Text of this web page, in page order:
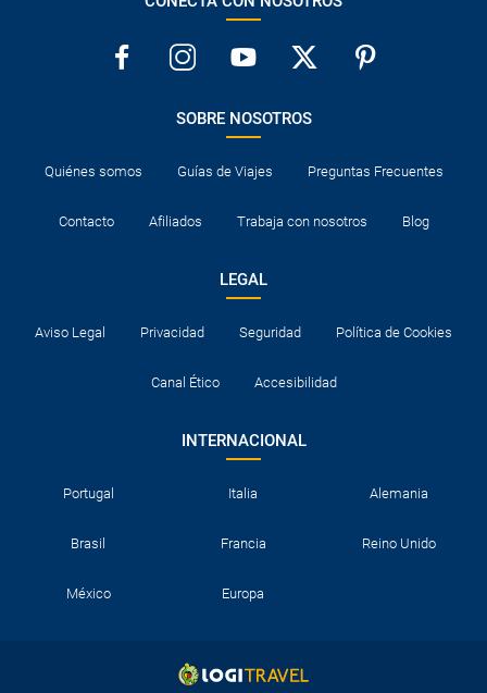
SOBRE NOSOTROS
Quiénes somos Guías de Viajes Preguntas Frecuentes
Contacto Afiliados Trabaja con nosotros Blog
LEGAL
Aviso Legal Privacidad Seguridad Política de Cookies
Canal Ético Accesibilidad
INTERNACIONAL
Portugal Italia Alemania
Brasil Francia Reino Unido
México Europa